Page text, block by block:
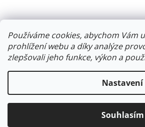
Používáme cookies, abychom Vám
prohlížení webu a díky analýze
zlepšovali jeho funkce, výkon a
Nastavení
Souhlasím